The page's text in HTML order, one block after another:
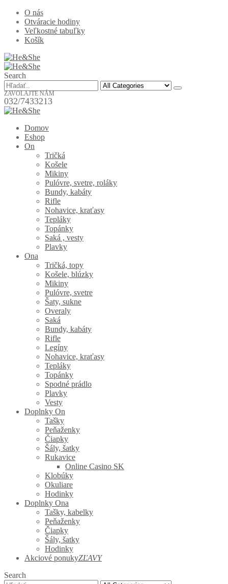
O nás
Otváracie hodiny
Veľkostné tabuľky
Košík
Search
ZAVOLAJTE NÁM
032/7433213
Domov
Eshop
On
Tričká
Košele
Mikiny
Pulóvre, svetre, roláky
Bundy, kabáty
Rifle
Nohavice, kraťasy
Tepláky
Topánky
Saká , vesty
Plavky
Ona
Tričká, topy
Košele, blúzky
Mikiny
Pulóvre, svetre
Šaty, sukne
Overaly
Saká
Bundy, kabáty
Rifle
Legíny
Nohavice, kraťasy
Tepláky
Topánky
Spodné prádlo
Plavky
Vesty
Doplnky On
Tašky
Peňaženky
Čiapky
Šály, šatky
Rukavice
Online Casino SK
Klobúky
Okuliare
Hodinky
Doplnky Ona
Tašky, kabelky
Peňaženky
Čiapky
Šály, šatky
Hodinky
Akciové ponukyZĽAVY
Search